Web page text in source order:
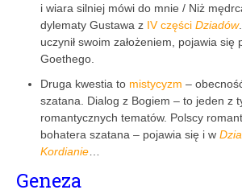
i wiara silniej mówi do mnie / Niż
dylematy Gustawa z IV części Dziadów
uczynił swoim założeniem, pojawia się
Goethego.
Druga kwestia to mistycyzm –
szatana. Dialog z Bogiem – to jeden z
romantycznych tematów. Polscy
bohatera szatana – pojawia się i w
Kordianie
Geneza